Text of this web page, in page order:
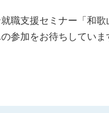
職支援セミナー「和
参加をお待ちしていま